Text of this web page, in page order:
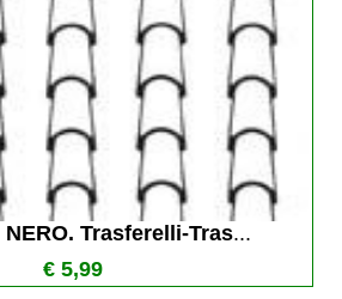
Trasferelli-Tras...
€ 5,99